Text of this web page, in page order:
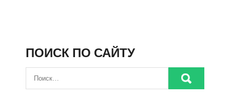
ПОИСК ПО САЙТУ